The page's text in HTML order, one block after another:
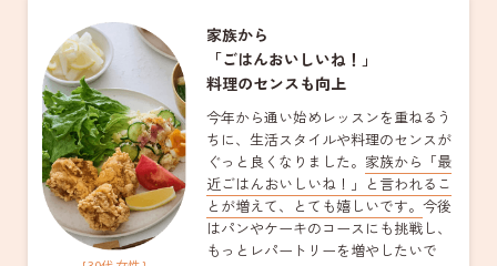
家族から
「ごはんおいしいね！」
料理のセンスも向上
今年から通い始めレッスンを重ねるう
ちに、生活スタイルや料理のセンスが
ぐっと良くなりました。 家族から「最
近ごはんおいしいね！」と言われるこ
とが増えて、とても嬉しいです。 今後
はパンやケーキのコースにも挑戦し、
もっとレパートリーを増やしたいで